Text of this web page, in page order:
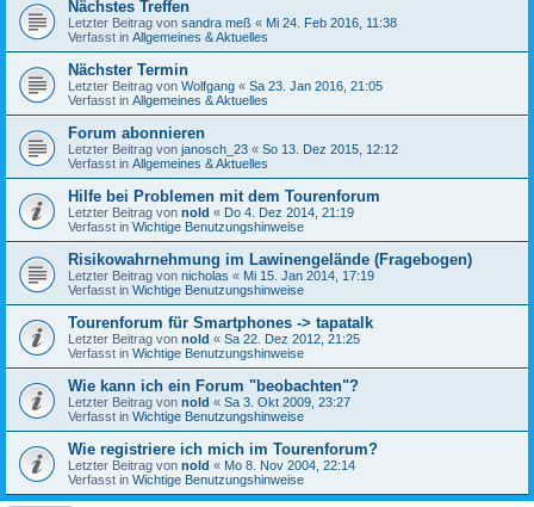
Nächstes Treffen
Letzter Beitrag von sandra meß « Mi 24. Feb 2016, 11:38
Verfasst in Allgemeines & Aktuelles
Nächster Termin
Letzter Beitrag von Wolfgang « Sa 23. Jan 2016, 21:05
Verfasst in Allgemeines & Aktuelles
Forum abonnieren
Letzter Beitrag von janosch_23 « So 13. Dez 2015, 12:12
Verfasst in Allgemeines & Aktuelles
Hilfe bei Problemen mit dem Tourenforum
Letzter Beitrag von nold « Do 4. Dez 2014, 21:19
Verfasst in Wichtige Benutzungshinweise
Risikowahrnehmung im Lawinengelände (Fragebogen)
Letzter Beitrag von nicholas « Mi 15. Jan 2014, 17:19
Verfasst in Wichtige Benutzungshinweise
Tourenforum für Smartphones -> tapatalk
Letzter Beitrag von nold « Sa 22. Dez 2012, 21:25
Verfasst in Wichtige Benutzungshinweise
Wie kann ich ein Forum "beobachten"?
Letzter Beitrag von nold « Sa 3. Okt 2009, 23:27
Verfasst in Wichtige Benutzungshinweise
Wie registriere ich mich im Tourenforum?
Letzter Beitrag von nold « Mo 8. Nov 2004, 22:14
Verfasst in Wichtige Benutzungshinweise